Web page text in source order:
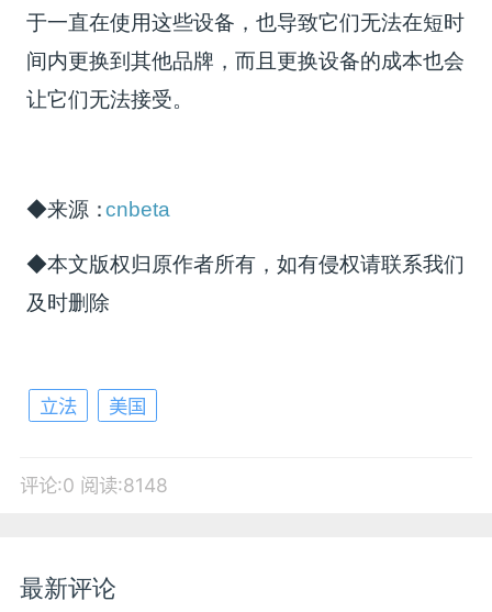
于一直在使用这些设备，也导致它们无法在短时
间内更换到其他品牌，而且更换设备的成本也会
让它们无法接受。
◆来源：cnbeta
◆本文版权归原作者所有，如有侵权请联系我们
及时删除
立法 美国
评论:0 阅读:8148
最新评论